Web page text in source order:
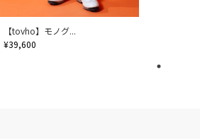
【tovho】モノグ...
¥39,600